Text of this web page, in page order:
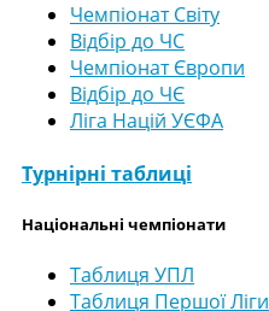
Чемпіонат Світу
Відбір до ЧС
Чемпіонат Європи
Відбір до ЧЄ
Ліга Націй УЄФА
Турнірні таблиці
Національні чемпіонати
Таблиця УПЛ
Таблиця Першої Ліги